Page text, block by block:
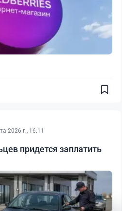
2026 г., 16:11
придется заплатить